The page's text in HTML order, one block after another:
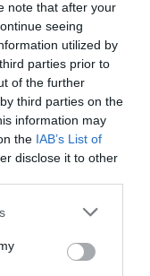
note that after your
seeing
utilized by
parties prior to
of the further
third parties on the
information may
the IAB’s List of
disclose it to other
produkt
musíte